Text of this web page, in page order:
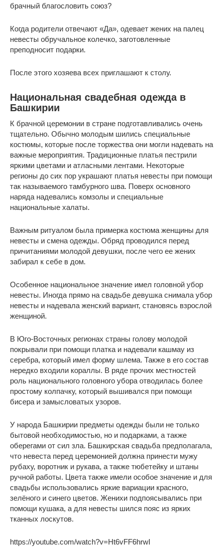
брачный благословить союз?
Когда родители отвечают «Да», одевает жених на палец
невесты обручальное колечко, заготовленные
преподносит подарки.
После этого хозяева всех приглашают к столу.
Национальная свадебная одежда в
Башкирии
К брачной церемонии в стране подготавливались очень
тщательно. Обычно молодым шились специальные
костюмы, которые после торжества они могли надевать на
важные мероприятия. Традиционные платья пестрили
яркими цветами и атласными лентами. Некоторые
регионы до сих пор украшают платья невесты при помощи
так называемого тамбурного шва. Поверх основного
наряда надевались комзолы и специальные
национальные халаты.
Важным ритуалом была примерка костюма женщины для
невесты и смена одежды. Обряд проводился перед
причитаниями молодой девушки, после чего ее жених
забирал к себе в дом.
Особенное национальное значение имел головной убор
невесты. Иногда прямо на свадьбе девушка снимала убор
невесты и надевала женский вариант, становясь взрослой
женщиной.
В Юго-Восточных регионах страны голову молодой
покрывали при помощи платка и надевали кашмау из
серебра, который имел форму шлема. Также в его состав
нередко входили кораллы. В ряде прочих местностей
роль национального головного убора отводилась более
простому колпачку, который вышивался при помощи
бисера и замысловатых узоров.
У народа Башкирии предметы одежды были не только
бытовой необходимостью, но и подарками, а также
оберегами от сил зла. Башкирская свадьба предполагала,
что невеста перед церемонией должна принести мужу
рубаху, воротник и рукава, а также тюбетейку и штаны
ручной работы. Цвета также имели особое значение и для
свадьбы использовались яркие вариации красного,
зелёного и синего цветов. Женихи подпоясывались при
помощи кушака, а для невесты шился пояс из ярких
тканных лоскутов.
https://youtube.com/watch?v=Ht6vFF6hrwI